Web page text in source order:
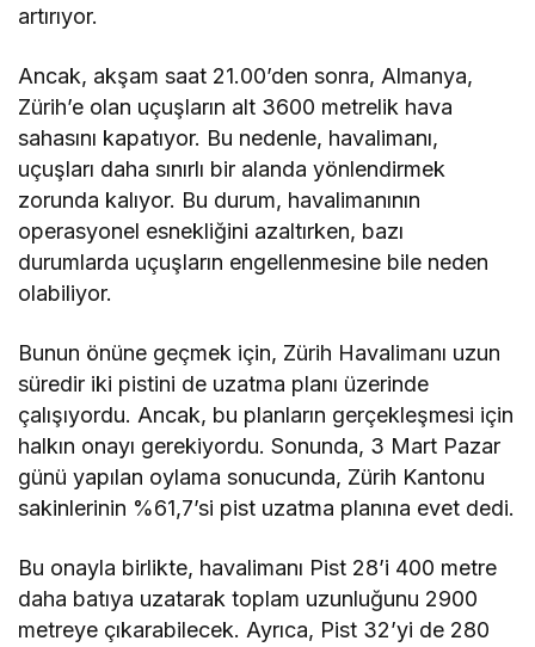
artırıyor.
Ancak, akşam saat 21.00’den sonra, Almanya,
Zürih’e olan uçuşların alt 3600 metrelik hava
sahasını kapatıyor. Bu nedenle, havalimanı,
uçuşları daha sınırlı bir alanda yönlendirmek
zorunda kalıyor. Bu durum, havalimanının
operasyonel esnekliğini azaltırken, bazı
durumlarda uçuşların engellenmesine bile neden
olabiliyor.
Bunun önüne geçmek için, Zürih Havalimanı uzun
süredir iki pistini de uzatma planı üzerinde
çalışıyordu. Ancak, bu planların gerçekleşmesi için
halkın onayı gerekiyordu. Sonunda, 3 Mart Pazar
günü yapılan oylama sonucunda, Zürih Kantonu
sakinlerinin %61,7’si pist uzatma planına evet dedi.
Bu onayla birlikte, havalimanı Pist 28’i 400 metre
daha batıya uzatarak toplam uzunluğunu 2900
metreye çıkarabilecek. Ayrıca, Pist 32’yi de 280